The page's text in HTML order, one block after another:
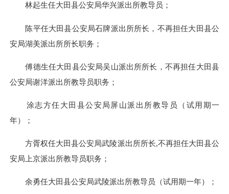
林起生任大田县公安局华兴派出所教导员；
陈平任大田县公安局石牌派出所所长，不再担任大田县公
安局湖美派出所所长职务；
傅德生任大田县公安局吴山派出所所长，不再担任大田县
公安局谢洋派出所教导员职务；
涂志方任大田县公安局屏山派出所教导员（试用期一
年）；
方胥权任大田县公安局武陵派出所所长,不再担任大田县公
安局上京派出所教导员职务；
余勇任大田县公安局武陵派出所教导员（试用期一年）；